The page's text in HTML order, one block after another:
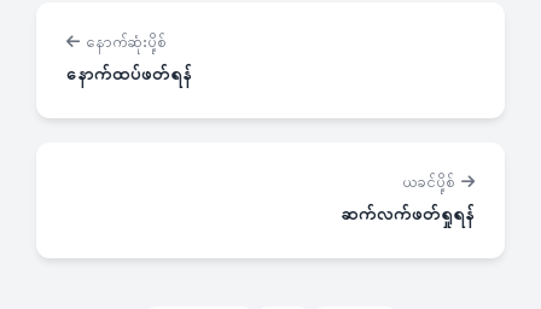
နောက်ဆုံးပို့စ်
နောက်ထပ်ဖတ်ရန်
ယခင်ပို့စ်
ဆက်လက်ဖတ်ရှုရန်